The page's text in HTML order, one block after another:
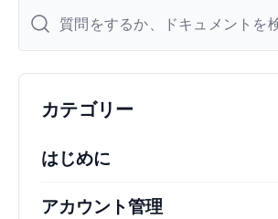
カテゴリー
はじめに
アカウント管理